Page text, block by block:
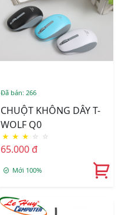
Đã bán: 266
CHUỘT KHÔNG DÂY T-
WOLF Q0
★ ★ ★ ☆ ☆
65.000 đ
Mới 100%